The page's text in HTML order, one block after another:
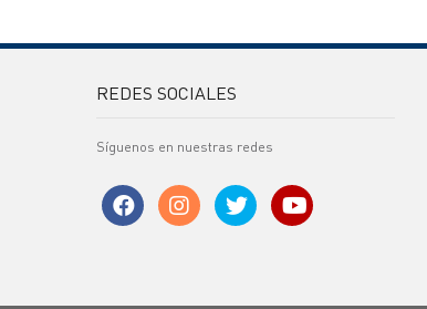
REDES SOCIALES
Síguenos en nuestras redes